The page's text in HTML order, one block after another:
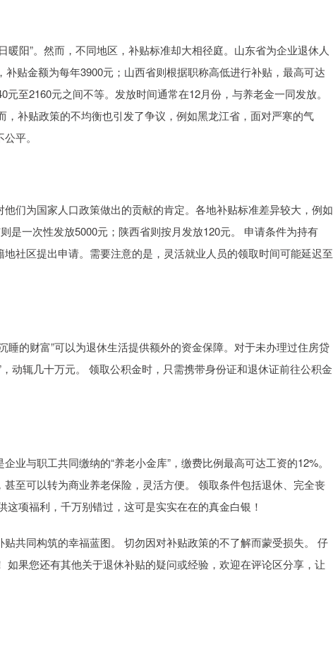
阳”。然而，不同地区，补贴标准却大相径庭。山东省为企业退休人
贴金额为每年3900元；山西省则根据职称高低进行补贴，最高可达
至2160元之间不等。发放时间通常在12月份，与养老金一同发放。
补贴政策的不均衡也引发了争议，例如黑龙江省，面对严寒的气
平。
们为国家人口政策做出的贡献的肯定。各地补贴标准差异较大，例如
是一次性发放5000元；陕西省则按月发放120元。 申请条件为持有
社区提出申请。需要注意的是，灵活就业人员的领取时间可能延迟至
睡的财富”可以为退休生活提供额外的资金保障。对于未办理过住房贷
动辄几十万元。 领取公积金时，只需携带身份证和退休证前往公积金
业与职工共同缴纳的“养老小金库”，缴费比例最高可达工资的12%。
至可以转为商业养老保险，灵活方便。 领取条件包括退休、完全丧
项福利，千万别错过，这可是实实在在的真金白银！
共同构筑的幸福蓝图。 切勿因对补贴政策的不了解而蒙受损失。 仔
果您还有其他关于退休补贴的疑问或经验，欢迎在评论区分享，让